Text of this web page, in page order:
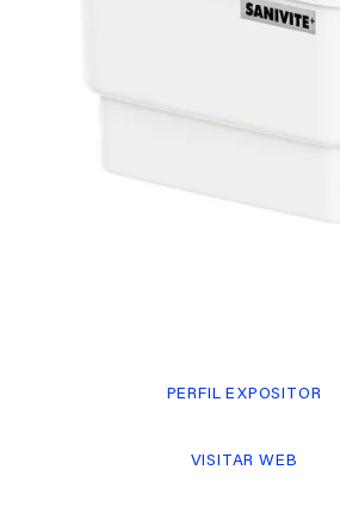
PERFIL EXPOSITOR
VISITAR WEB